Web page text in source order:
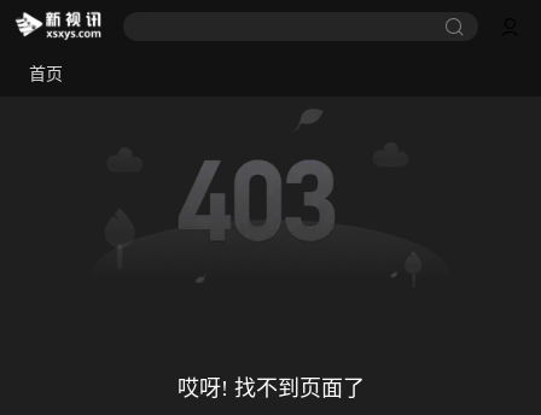
首页
哎呀! 找不到页面了